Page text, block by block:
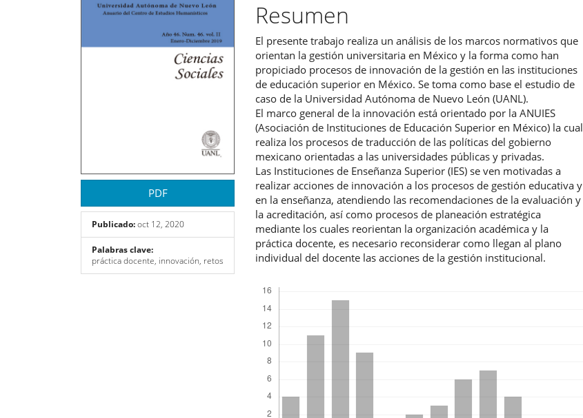
del
PDF
Publicado:oct 12, 2020
Palabras clave:
práctica docente, innovación, retos
del
artículo
Resumen
El presente trabajo realiza un análisis de los marcos normativos que
orientan la gestión universitaria en México y la forma como han
propiciado procesos de innovación de la gestión en las instituciones
de educación superior en México. Se toma como base el estudio de
caso de la Universidad Autónoma de Nuevo León (UANL).
El marco general de la innovación está orientado por la ANUIES
(Asociación de Instituciones de Educación Superior en México) la cual
realiza los procesos de traducción de las políticas del gobierno
mexicano orientadas a las universidades públicas y privadas.
Las Instituciones de Enseñanza Superior (IES) se ven motivadas a
realizar acciones de innovación a los procesos de gestión educativa y
en la enseñanza, atendiendo las recomendaciones de la evaluación y
la acreditación, así como procesos de planeación estratégica
mediante los cuales reorientan la organización académica y la
práctica docente, es necesario reconsiderar como llegan al plano
individual del docente las acciones de la gestión institucional.